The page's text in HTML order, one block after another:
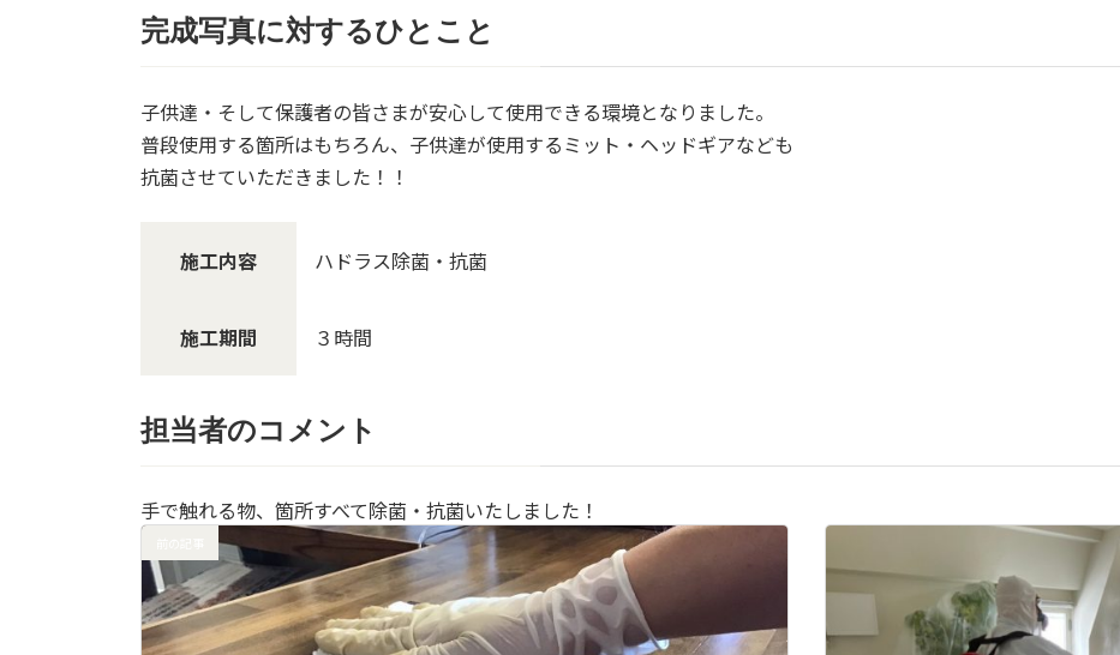
完成写真に対するひとこと
子供達・そして保護者の皆さまが安心して使用できる環境となりました。
普段使用する箇所はもちろん、子供達が使用するミット・ヘッドギアなども
抗菌させていただきました！！
施工内容 ハドラス除菌・抗菌
施工期間 ３時間
担当者のコメント
手で触れる物、箇所すべて除菌・抗菌いたしました！